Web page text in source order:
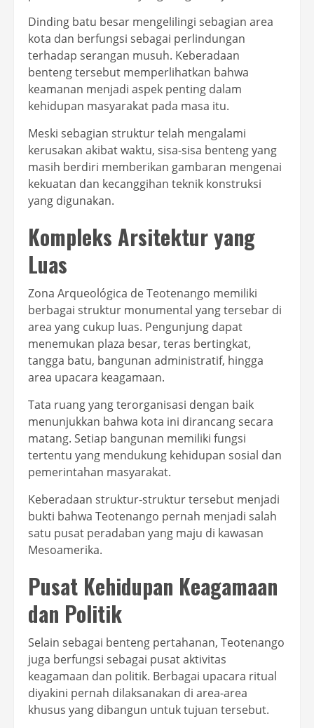
Dinding batu besar mengelilingi sebagian area
kota dan berfungsi sebagai perlindungan
terhadap serangan musuh. Keberadaan
benteng tersebut memperlihatkan bahwa
keamanan menjadi aspek penting dalam
kehidupan masyarakat pada masa itu.
Meski sebagian struktur telah mengalami
kerusakan akibat waktu, sisa-sisa benteng yang
masih berdiri memberikan gambaran mengenai
kekuatan dan kecanggihan teknik konstruksi
yang digunakan.
Kompleks Arsitektur yang
Luas
Zona Arqueológica de Teotenango memiliki
berbagai struktur monumental yang tersebar di
area yang cukup luas. Pengunjung dapat
menemukan plaza besar, teras bertingkat,
tangga batu, bangunan administratif, hingga
area upacara keagamaan.
Tata ruang yang terorganisasi dengan baik
menunjukkan bahwa kota ini dirancang secara
matang. Setiap bangunan memiliki fungsi
tertentu yang mendukung kehidupan sosial dan
pemerintahan masyarakat.
Keberadaan struktur-struktur tersebut menjadi
bukti bahwa Teotenango pernah menjadi salah
satu pusat peradaban yang maju di kawasan
Mesoamerika.
Pusat Kehidupan Keagamaan
dan Politik
Selain sebagai benteng pertahanan, Teotenango
juga berfungsi sebagai pusat aktivitas
keagamaan dan politik. Berbagai upacara ritual
diyakini pernah dilaksanakan di area-area
khusus yang dibangun untuk tujuan tersebut.